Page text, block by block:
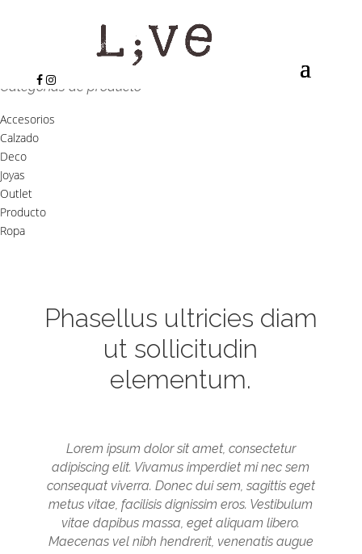
Categorías de producto
Accesorios
Calzado
Deco
Joyas
Outlet
Producto
Ropa
Phasellus ultricies diam
ut sollicitudin
elementum.
Lorem ipsum dolor sit amet, consectetur
adipiscing elit. Vivamus imperdiet mi nec sem
consequat viverra. Donec dui sem, sagittis eget
metus vitae, facilisis dignissim eros. Vestibulum
vitae dapibus massa, eget aliquam libero.
Maecenas vel nibh hendrerit, venenatis augue